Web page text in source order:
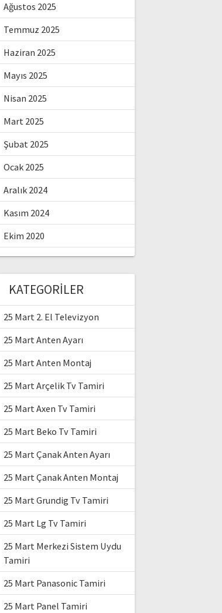
Ağustos 2025
Temmuz 2025
Haziran 2025
Mayıs 2025
Nisan 2025
Mart 2025
Şubat 2025
Ocak 2025
Aralık 2024
Kasım 2024
Ekim 2020
KATEGORILER
25 Mart 2. El Televizyon
25 Mart Anten Ayarı
25 Mart Anten Montaj
25 Mart Arçelik Tv Tamiri
25 Mart Axen Tv Tamiri
25 Mart Beko Tv Tamiri
25 Mart Çanak Anten Ayarı
25 Mart Çanak Anten Montaj
25 Mart Grundig Tv Tamiri
25 Mart Lg Tv Tamiri
25 Mart Merkezi Sistem Uydu
Tamiri
25 Mart Panasonic Tamiri
25 Mart Panel Tamiri